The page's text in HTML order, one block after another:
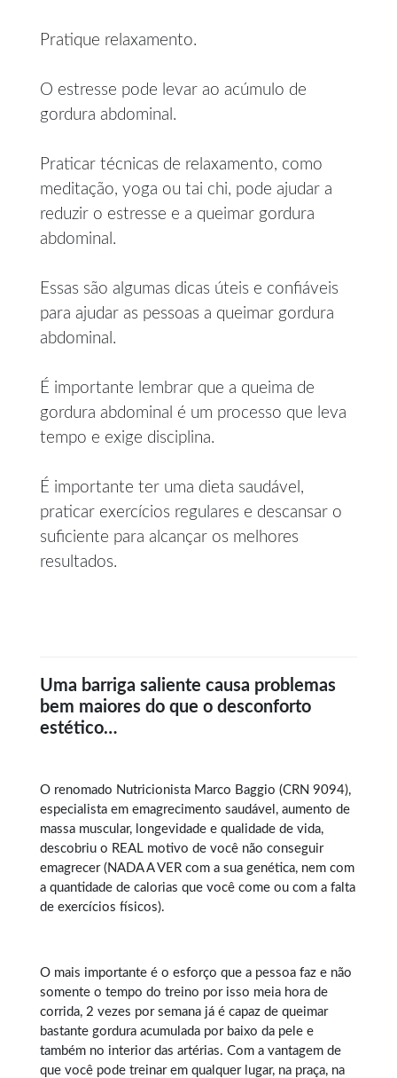
Pratique relaxamento.
O estresse pode levar ao acúmulo de
gordura abdominal.
Praticar técnicas de relaxamento, como
meditação, yoga ou tai chi, pode ajudar a
reduzir o estresse e a queimar gordura
abdominal.
Essas são algumas dicas úteis e confiáveis
para ajudar as pessoas a queimar gordura
abdominal.
É importante lembrar que a queima de
gordura abdominal é um processo que leva
tempo e exige disciplina.
É importante ter uma dieta saudável,
praticar exercícios regulares e descansar o
suficiente para alcançar os melhores
resultados.
Uma barriga saliente causa problemas
bem maiores do que o desconforto
estético…
O renomado Nutricionista Marco Baggio (CRN 9094),
especialista em emagrecimento saudável , aumento de
massa muscular, longevidade e qualidade de vida,
descobriu o REAL motivo de você não conseguir
emagrecer (NADA A VER com a sua genética, nem com
a quantidade de calorias que você come ou com a falta
de exercícios físicos).
O mais importante é o esforço que a pessoa faz e não
somente o tempo do treino por isso meia hora de
corrida, 2 vezes por semana já é capaz de queimar
bastante gordura acumulada por baixo da pele e
também no interior das artérias. Com a vantagem de
que você pode treinar em qualquer lugar, na praça, na